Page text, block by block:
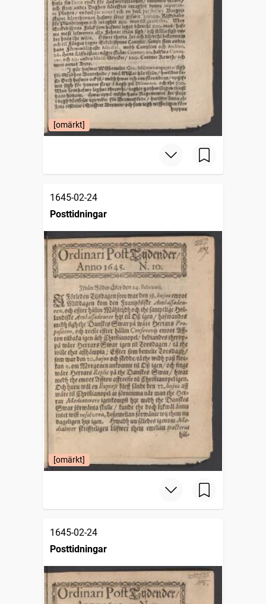
[omärkt]
1645-02-24
Posttidningar
[omärkt]
1645-02-24
Posttidningar